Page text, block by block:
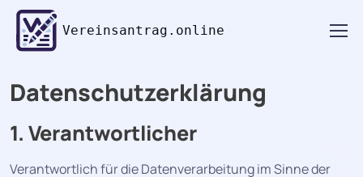
Vereinsantrag.online
Datenschutzerklärung
1. Verantwortlicher
Verantwortlich für die Datenverarbeitung im Sinne der